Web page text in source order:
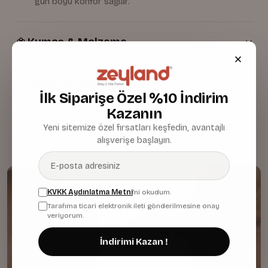
Kumaş & Malzeme
Bakım & Temizlik
İlk Siparişe Özel %10 İndirim
Kazanın
Yeni sitemize özel fırsatları keşfedin, avantajlı
alışverişe başlayın.
KVKK Aydınlatma Metni'ni okudum.
Tarafıma ticari elektronik ileti gönderilmesine onay
veriyorum.
İndirimi Kazan !